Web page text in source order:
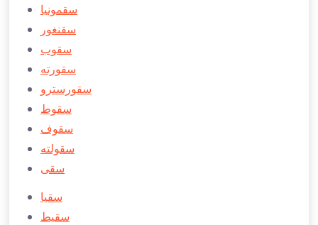
سقمونيا
سقنغور
سقوب
سقورته
سقورسترو
سقوط
سقوف
سقولته
سقی
سقيا
سقیط